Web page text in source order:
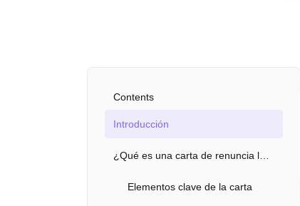
Contents
Introducción
Elementos clave de la carta